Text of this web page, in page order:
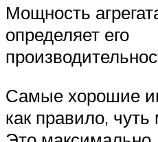
Мощность
определяет его
Самые хорошие
как правило,